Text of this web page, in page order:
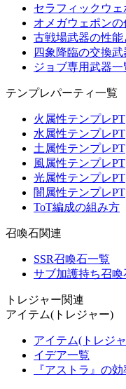
セラフィックウェ
オメガウェポンの
古戦場武器の性
四象降臨の交換武
ジョブ専用武器一
テンプレパーティ一覧
火属性テンプレPT
水属性テンプレPT
土属性テンプレPT
風属性テンプレPT
光属性テンプレPT
闇属性テンプレPT
ToT編成の組み方
召喚石関連
SSR召喚石一覧
サブ加護持ち召喚
トレジャー関連
アイテム(トレジャー)
アイテム(トレジ
イデア一覧
『アストラ』の